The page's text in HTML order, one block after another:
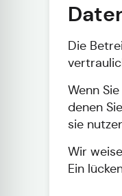
Die
Wenn
denen
sie
Wir
Ein